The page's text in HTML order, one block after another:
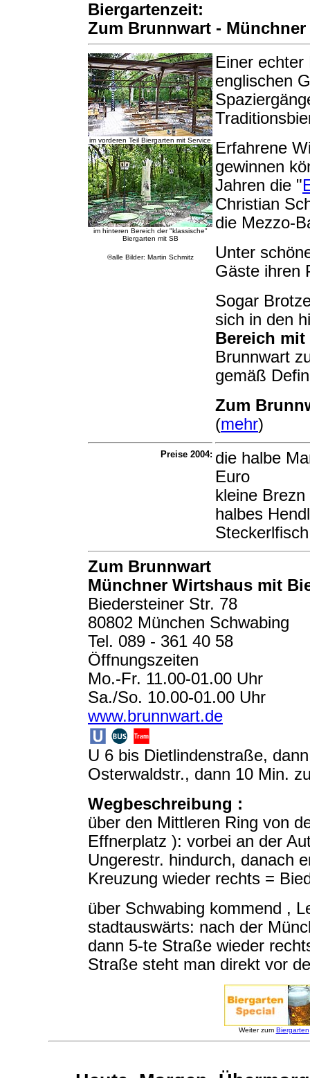
Biergartenzeit:
Zum Brunnwart -
im vorderen Teil Biergarten mit Service
im hinteren Bereich der "klassische"
Biergarten mit SB
©alle Bilder: Martin Schmitz
Einer echter
englischen
Erfahrene
gewinnen
Jahren die "
Christian
die Mezzo-
Unter
Gäste ihren
Sogar
sich in den
Bereich mit
Brunnwart
gemäß
Zum
(mehr)
Preise 2004: die halbe
Euro
kleine
halbes
Zum Brunnwart
Münchner Wirtshaus mit
Biedersteiner Str. 78
80802 München Schwabing
Tel. 089 - 361 40 58
Öffnungszeiten
Mo.-Fr. 11.00-01.00 Uhr
Sa./So. 10.00-01.00 Uhr
www.brunnwart.de
U 6 bis Dietlindenstraße,
Osterwaldstr., dann 10 Min.
Wegbeschreibung :
über den Mittleren Ring von
Effnerplatz ): vorbei an der
Ungerestr. hindurch, danach
Kreuzung wieder rechts =
über Schwabing kommend ,
stadtauswärts: nach der
dann 5-te Straße wieder
Straße steht man direkt vor
Weiter zum Biergarten